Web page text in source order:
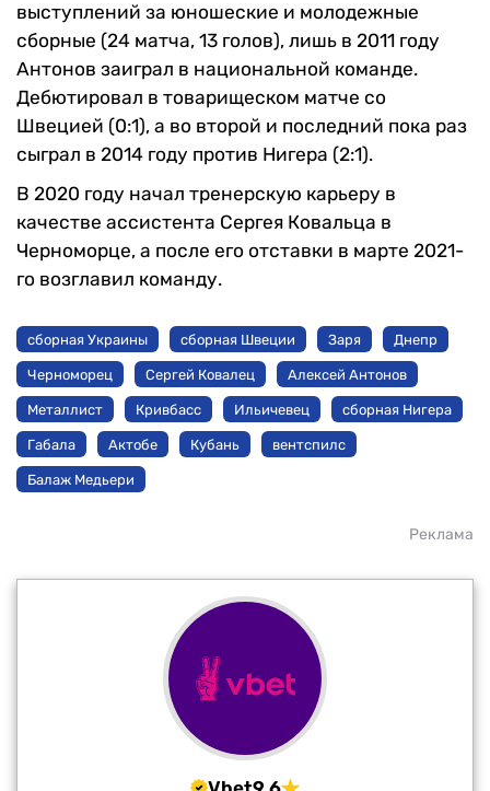
выступлений за юношеские и молодежные
сборные (24 матча, 13 голов), лишь в 2011 году
Антонов заиграл в национальной команде.
Дебютировал в товарищеском матче со
Швецией (0:1), а во второй и последний пока раз
сыграл в 2014 году против Нигера (2:1).
В 2020 году начал тренерскую карьеру в
качестве ассистента Сергея Ковальца в
Черноморце, а после его отставки в марте 2021-
го возглавил команду.
сборная Украины сборная Швеции Заря Днепр
Черноморец Сергей Ковалец Алексей Антонов
Металлист Кривбасс Ильичевец сборная Нигера
Габала Актобе Кубань вентспилс
Балаж Медьери
Реклама